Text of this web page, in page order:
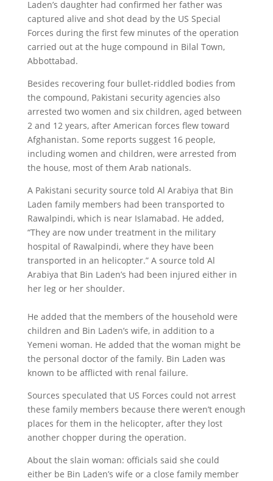
Laden’s daughter had confirmed her father was
captured alive and shot dead by the US Special
Forces during the first few minutes of the operation
carried out at the huge compound in Bilal Town,
Abbottabad.
Besides recovering four bullet-riddled bodies from
the compound, Pakistani security agencies also
arrested two women and six children, aged between
2 and 12 years, after American forces flew toward
Afghanistan. Some reports suggest 16 people,
including women and children, were arrested from
the house, most of them Arab nationals.
A Pakistani security source told Al Arabiya that Bin
Laden family members had been transported to
Rawalpindi, which is near Islamabad. He added,
“They are now under treatment in the military
hospital of Rawalpindi, where they have been
transported in an helicopter.” A source told Al
Arabiya that Bin Laden’s had been injured either in
her leg or her shoulder.
He added that the members of the household were
children and Bin Laden’s wife, in addition to a
Yemeni woman. He added that the woman might be
the personal doctor of the family. Bin Laden was
known to be afflicted with renal failure.
Sources speculated that US Forces could not arrest
these family members because there weren’t enough
places for them in the helicopter, after they lost
another chopper during the operation.
About the slain woman: officials said she could
either be Bin Laden’s wife or a close family member